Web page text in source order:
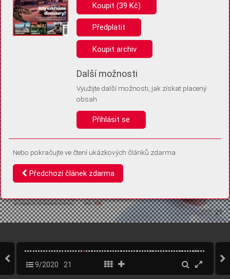
Pro základní fungování webu nepotřebujeme ukládat žádné informace
(tzv. cookies apod.). Rádi bychom vás ale požádali o souhlas s
uložením volitelných informací:
Anonymní unikátní ID
Díky němu příště poznáme, že se jedná o stejné zařízení, a
Identifikátor je zcela anonymní.
Vaše souhlasy a odmítnutí si ukládáme do vašeho zařízení, abychom se
vás už příště znovu neptali. Můžete je kdykoli později upravit ve Správě
9/2020 21
Koupit (39 Kč)
Předplatit
Koupit archiv
Další možnosti
Využijte další možnosti, jak získat placený
obsah
Přihlásit se
Nebo pokračujte ve čtení ukázkových článků zdarma
Předchozí článek zdarma